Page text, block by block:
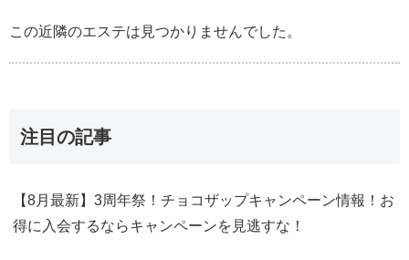
この近隣のエステは見つかりませんでした。
注目の記事
【8月最新】3周年祭！チョコザップキャンペーン情報！お
得に入会するならキャンペーンを見逃すな！